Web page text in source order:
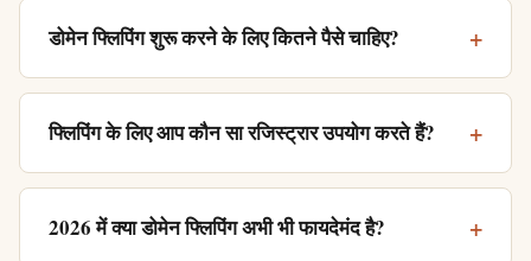
डोमेन फ्लिपिंग शुरू करने के लिए कितने पैसे चाहिए?
फ्लिपिंग के लिए आप कौन सा रजिस्ट्रार उपयोग करते हैं?
2026 में क्या डोमेन फ्लिपिंग अभी भी फायदेमंद है?